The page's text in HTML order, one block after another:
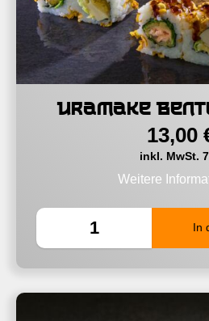
Uramake
13,00
inkl. MwSt.
Weitere